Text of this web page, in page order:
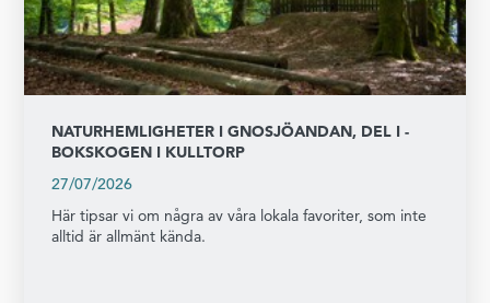
NATURHEMLIGHETER I GNOSJÖANDAN, DEL I -
BOKSKOGEN I KULLTORP
27/07/2026
Här tipsar vi om några av våra lokala favoriter, som inte
alltid är allmänt kända.